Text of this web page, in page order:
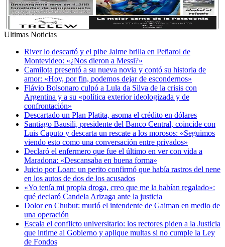
Ultimas Noticias
River lo descartó y el pibe Jaime brilla en Peñarol de
Montevideo: «¿Nos dieron a Messi?»
Camilota presentó a su nueva novia y contó su historia de
amor: «Hoy, por fin, podemos dejar de escondernos»
Flávio Bolsonaro culpó a Lula da Silva de la crisis con
Argentina y a su «política exterior ideologizada y de
confrontación»
Descartado un Plan Platita, asoma el crédito en dólares
Santiago Bausili, presidente del Banco Central, coincide con
Luis Caputo y descarta un rescate a los morosos: «Seguimos
viendo esto como una conversación entre privados»
Declaró el enfermero que fue el último en ver con vida a
Maradona: «Descansaba en buena forma»
Juicio por Loan: un perito confirmó que había rastros del nene
en los autos de dos de los acusados
«Yo tenía mi propia droga, creo que me la habían regalado»:
qué declaró Candela Arizaga ante la justicia
Dolor en Chubut: murió el intendente de Gaiman en medio de
una operación
Escala el conflicto universitario: los rectores piden a la Justicia
que intime al Gobierno y aplique multas si no cumple la Ley
de Fondos